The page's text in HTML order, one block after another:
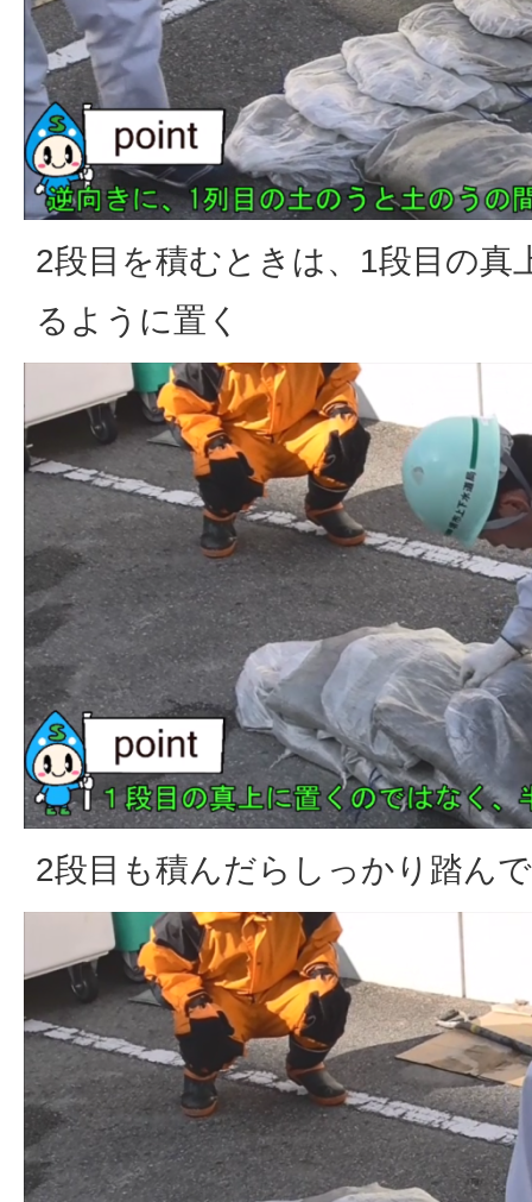
2段目を積むときは、1段目の真
るように置く
2段目も積んだらしっかり踏ん